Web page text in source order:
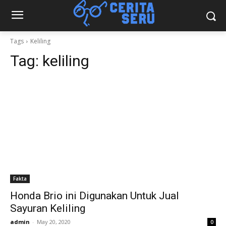
Tags Keliling
Tag: keliling
Fakta
Honda Brio ini Digunakan Untuk Jual
Sayuran Keliling
admin - May 20, 2020 0